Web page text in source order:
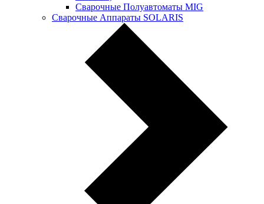
Сварочные Полуавтоматы MIG
Сварочные Аппараты SOLARIS